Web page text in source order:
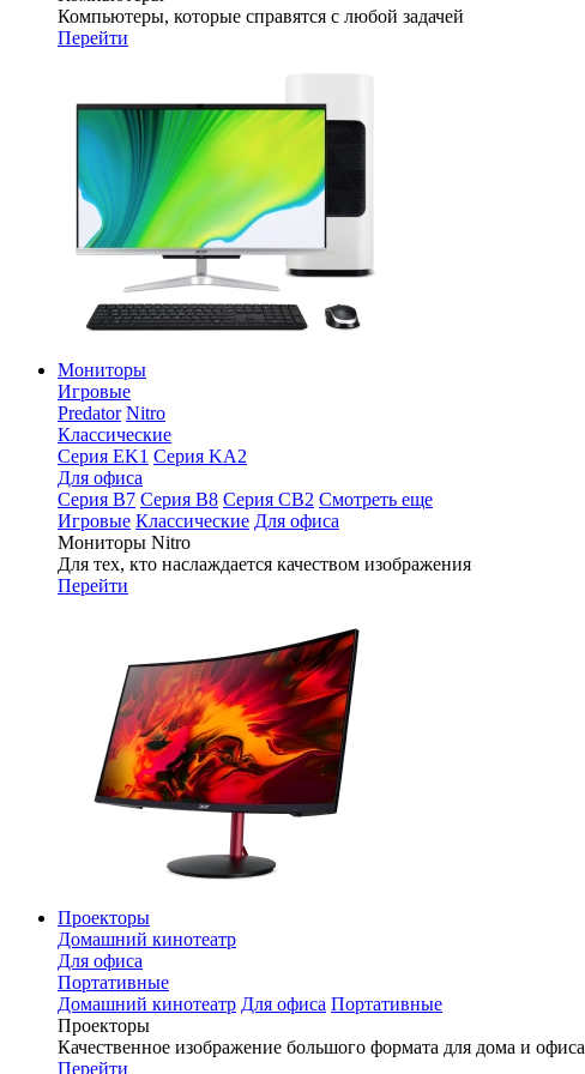
Компьютеры, которые справятся с любой задачей
Перейти
Мониторы
Игровые
Predator Nitro
Классические
Серия EK1 Серия KA2
Для офиса
Серия B7 Серия B8 Серия CB2 Смотреть еще
Игровые Классические Для офиса
Мониторы Nitro
Для тех, кто наслаждается качеством изображения
Перейти
Проекторы
Домашний кинотеатр
Для офиса
Портативные
Домашний кинотеатр Для офиса Портативные
Проекторы
Качественное изображение большого формата для дома и офиса
Перейти